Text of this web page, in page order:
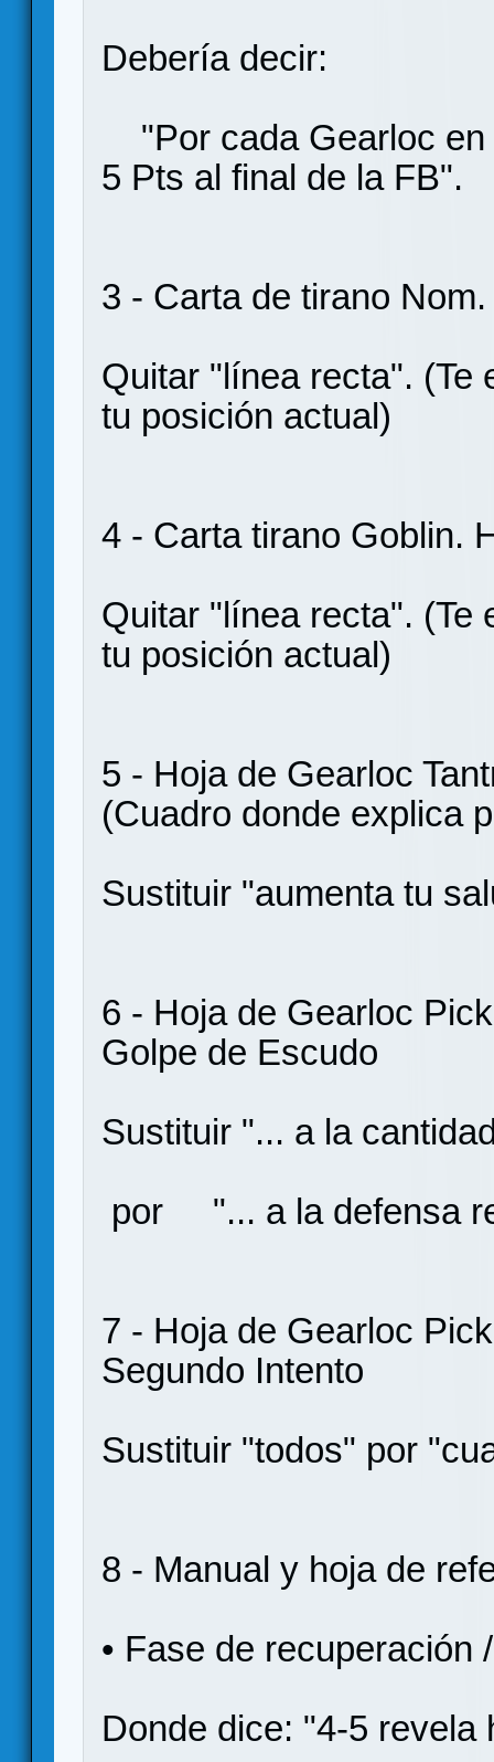
Debería decir:
"Por cada Gearloc en
5 Pts al final de la FB".
3 - Carta de tirano
Quitar "línea recta". (Te
tu posición actual)
4 - Carta tirano Goblin.
Quitar "línea recta". (Te
tu posición actual)
5 - Hoja de Gearloc
(Cuadro donde explica
Sustituir "aumenta tu
6 - Hoja de Gearloc
Golpe de Escudo
Sustituir "... a la
por "... a la defensa
7 - Hoja de Gearloc
Segundo Intento
Sustituir "todos" por
8 - Manual y hoja de
• Fase de recuperación
Donde dice: "4-5